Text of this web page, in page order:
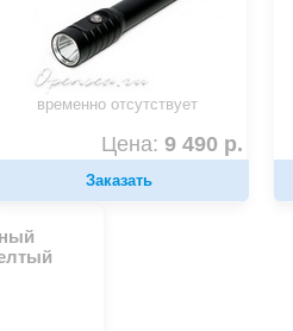
временно отсутствует
Цена: 9 490 р.
Заказать